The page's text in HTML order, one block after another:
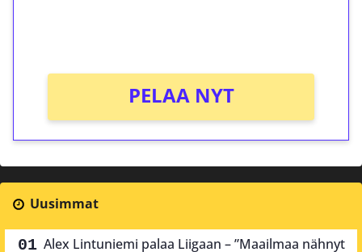
PELAA NYT
Uusimmat
Alex Lintuniemi palaa Liigaan – ”Maailmaa nähnyt